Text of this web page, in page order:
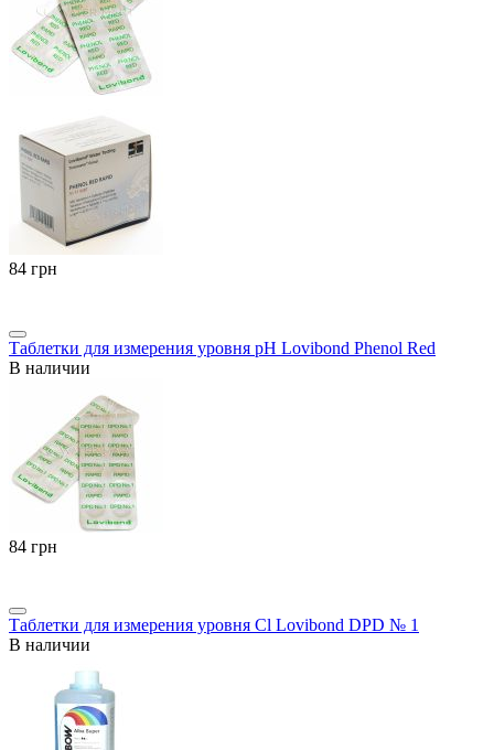
‍84‍ грн
Таблетки для измерения уровня pH Lovibond Phenol Red
В наличии
‍84‍ грн
Таблетки для измерения уровня Cl Lovibond DPD № 1
В наличии